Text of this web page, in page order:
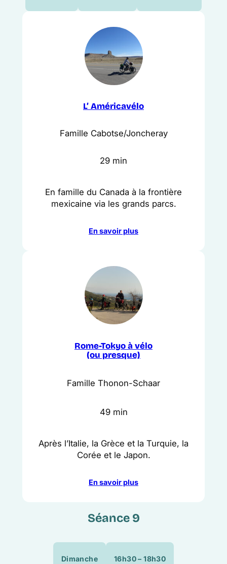
L’ Américavélo
Famille Cabotse/Joncheray
29 min
En famille du Canada à la frontière
mexicaine via les grands parcs.
En savoir plus
Rome-Tokyo à vélo
(ou presque)
Famille Thonon-Schaar
49 min
Après l’Italie, la Grèce et la Turquie, la
Corée et le Japon.
En savoir plus
Séance 9
Dimanche 16h30 – 18h30